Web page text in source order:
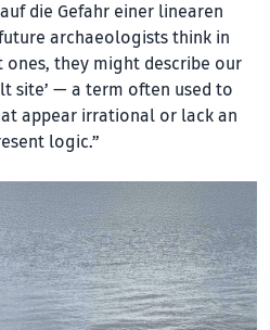
die Gefahr einer linearen
archaeologists think in
ones, they might describe our
site’ — a term often used to
appear irrational or lack an
logic.”